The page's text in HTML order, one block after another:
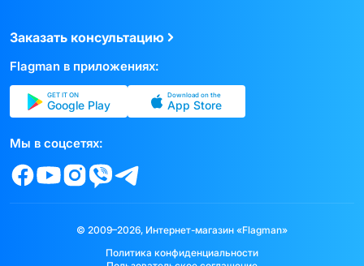
Заказать консультацию
Flagman в приложениях:
GET IT ON
Google Play
Download on the
App Store
Мы в соцсетях:
© 2009–2026, Интернет-магазин «Flagman»
Политика конфиденциальности